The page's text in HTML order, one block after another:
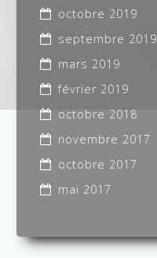
octobre 2019
septembre 2019
mars 2019
février 2019
octobre 2018
novembre 2017
octobre 2017
mai 2017